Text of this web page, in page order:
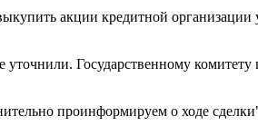
акции кредитной организации
Государственному
проинформируем о ходе